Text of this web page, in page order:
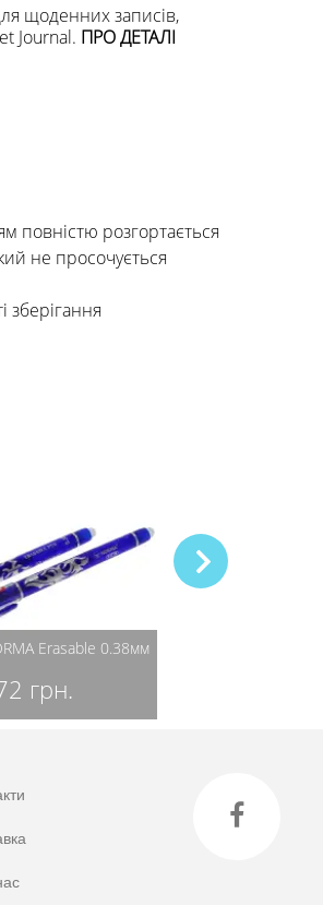
щоденних записів,
Journal. ПРО ДЕТАЛІ
повністю розгортається
не просочується
зберігання
Erasable 0.38мм
грн.